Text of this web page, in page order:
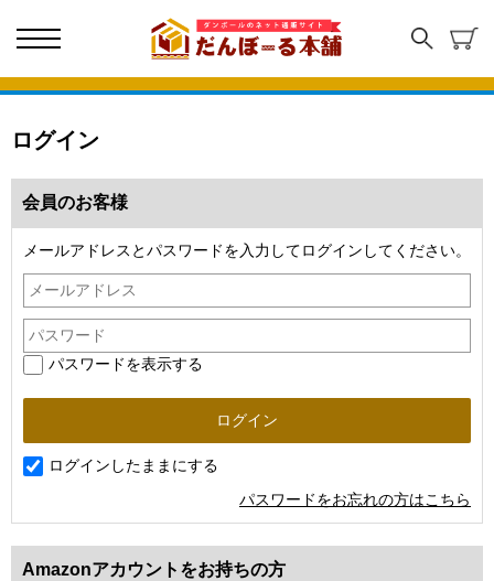
ログイン
会員のお客様
メールアドレスとパスワードを入力してログインしてください。
パスワードを表示する
ログインしたままにする
パスワードをお忘れの方はこちら
Amazonアカウントをお持ちの方